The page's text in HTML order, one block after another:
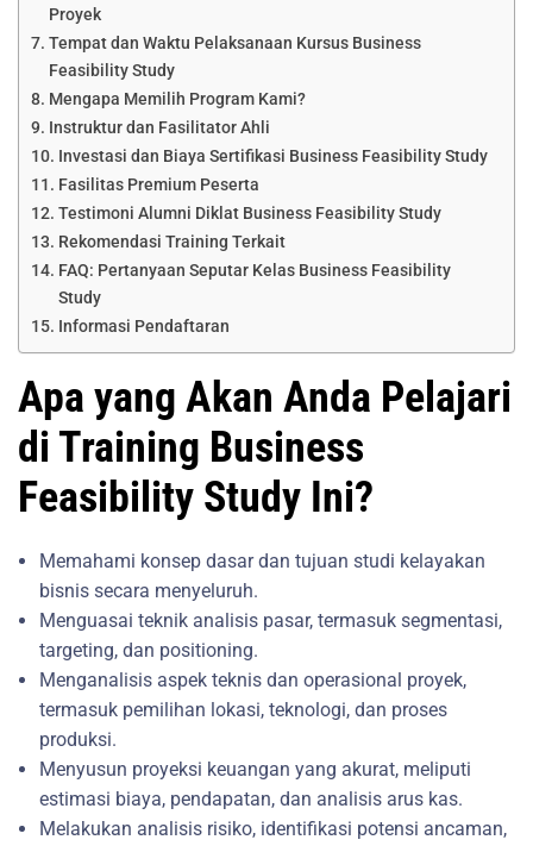
Proyek
Tempat dan Waktu Pelaksanaan Kursus Business
Feasibility Study
Mengapa Memilih Program Kami?
Instruktur dan Fasilitator Ahli
Investasi dan Biaya Sertifikasi Business Feasibility Study
Fasilitas Premium Peserta
Testimoni Alumni Diklat Business Feasibility Study
Rekomendasi Training Terkait
FAQ: Pertanyaan Seputar Kelas Business Feasibility
Study
Informasi Pendaftaran
Apa yang Akan Anda Pelajari
di Training Business
Feasibility Study Ini?
Memahami konsep dasar dan tujuan studi kelayakan
bisnis secara menyeluruh.
Menguasai teknik analisis pasar, termasuk segmentasi,
targeting, dan positioning.
Menganalisis aspek teknis dan operasional proyek,
termasuk pemilihan lokasi, teknologi, dan proses
produksi.
Menyusun proyeksi keuangan yang akurat, meliputi
estimasi biaya, pendapatan, dan analisis arus kas.
Melakukan analisis risiko, identifikasi potensi ancaman,